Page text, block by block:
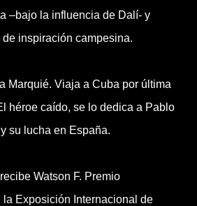
–bajo la influencia de Dalí- y
inspiración campesina.
Marquié. Viaja a Cuba por última
héroe caído, se lo dedica a Pablo
su lucha en España.
Watson F. Premio
Exposición Internacional de